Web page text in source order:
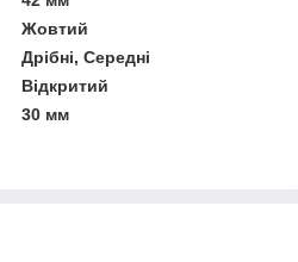
Жовтий
Дрібні, Середні
Відкритий
30 мм